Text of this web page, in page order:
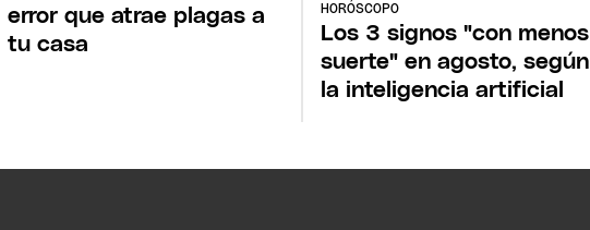
error que atrae plagas a
tu casa
HORÓSCOPO
Los 3 signos "con menos
suerte" en agosto, según
la inteligencia artificial